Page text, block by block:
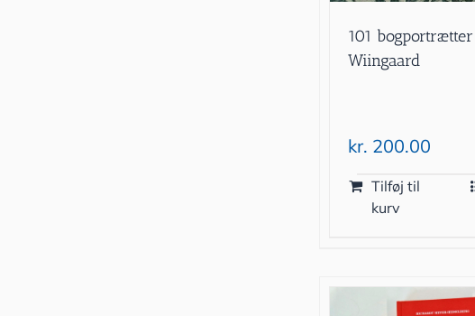
101
Wiingaard
kr. 200.00
Tilføj til
kurv